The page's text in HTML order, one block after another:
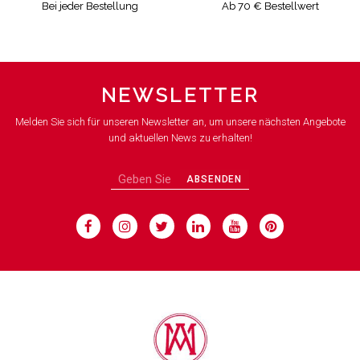
Bei jeder Bestellung Ab 70 € Bestellwert
NEWSLETTER
Melden Sie sich für unseren Newsletter an, um unsere nächsten Angebote
und aktuellen News zu erhalten!
ABSENDEN